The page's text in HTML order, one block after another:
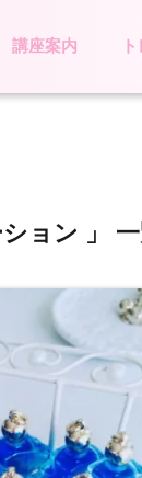
講座案内
ョン 」